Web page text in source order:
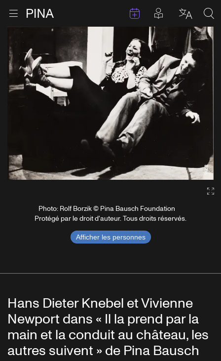
Aller au contenu
Ouvrir le menu Retour à la page d'accueil Évenements
Articles en
Photo: Rolf Borzik © Pina Bausch Foundation
Protégé par le droit d'auteur. Tous droits réservés.
Afficher les personnes
Hans Dieter Knebel et Vivienne
Newport dans « Il la prend par la
main et la conduit au château, les
autres suivent » de Pina Bausch